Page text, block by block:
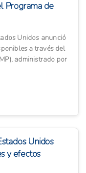
Programa de
Unidos anunció
a través del
administrado por
Unidos
y efectos